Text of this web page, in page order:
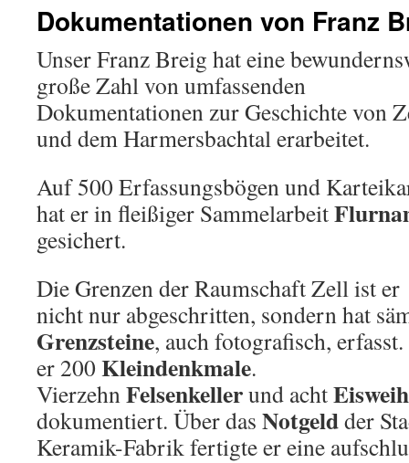
Dokumentationen von Franz
Unser Franz Breig hat eine
große Zahl von umfassenden
Dokumentationen zur Geschichte von
und dem Harmersbachtal erarbeitet.
Auf 500 Erfassungsbögen und
hat er in fleißiger Sammelarbeit
gesichert.
Die Grenzen der Raumschaft Zell ist er
nicht nur abgeschritten, sondern hat
Grenzsteine, auch fotografisch,
er 200Kleindenkmale.
VierzehnFelsenkellerund acht
dokumentiert. Über das Notgeldder
Keramik-Fabrik fertigte er eine